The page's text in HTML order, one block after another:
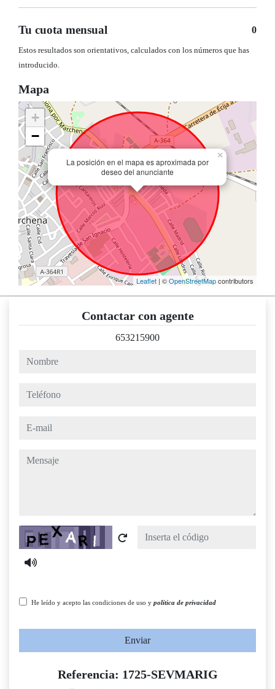
Tu cuota mensual 0
Estos resultados son orientativos, calculados con los números que has
introducido.
Mapa
La posición en el mapa es aproximada por
deseo del anunciante
×
+
−
Leaflet | ©OpenStreetMapcontributors
Contactar con agente
653215900
nombre
teléfono
e-mail
mensaje
Captcha
He leído y acepto las condiciones de uso y política de privacidad
Enviar
Referencia: 1725-SEVMARIG